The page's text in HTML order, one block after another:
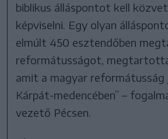
biblikus álláspontot kell
képviselni. Egy olyan
elmúlt 450 esztendőben
reformátusságot,
amit a magyar
Kárpát-medencében” –
vezető Pécsen.